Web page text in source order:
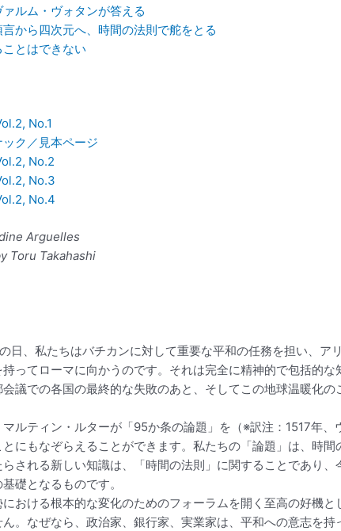
ルム・ヴォタンが答える
から四次元へ、時間の法則で舵をとる
とはできない
No.1
ク／見本ページ
No.2
No.3
No.4
Arguelles
Toru Takahashi
日、私たちはバチカンに対して重要な平和の任務を担い、
ってローマに向かうのです。それは完全に精神的で包括的
議での各国の最終的な失敗のあと、そしてこの地球温暖化
ルティン・ルターが「95か条の論題」を（※訳注：1517年
にもなぞらえることができます。私たちの「論題」は、時
される新しい知識は、「時間の法則」に関することであり
礎となるものです。
おける根本的な変化のためのフォーラムを開く至高の好機
。なぜなら、政治家、銀行家、実業家は、平和への意志を